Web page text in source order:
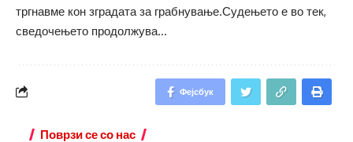
тргнавме кон зградата за грабнување.Судењето е во тек,
сведочењето продолжува…
Фејсбук
Поврзи се со нас